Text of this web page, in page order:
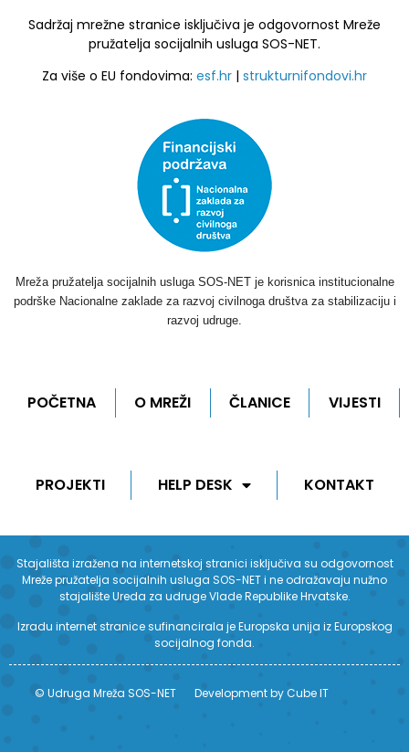
Sadržaj mrežne stranice isključiva je odgovornost Mreže
pružatelja socijalnih usluga SOS-NET.
Za više o EU fondovima: esf.hr | strukturnifondovi.hr
Mreža pružatelja socijalnih usluga SOS-NET je korisnica institucionalne
podrške Nacionalne zaklade za razvoj civilnoga društva za stabilizaciju i
razvoj udruge.
POČETNA O MREŽI ČLANICE VIJESTI
PROJEKTI HELP DESK KONTAKT
Stajališta izražena na internetskoj stranici isključiva su odgovornost
Mreže pružatelja socijalnih usluga SOS-NET i ne odražavaju nužno
stajalište Ureda za udruge Vlade Republike Hrvatske.
Izradu internet stranice sufinancirala je Europska unija iz Europskog
socijalnog fonda.
© Udruga Mreža SOS-NET Development by Cube IT